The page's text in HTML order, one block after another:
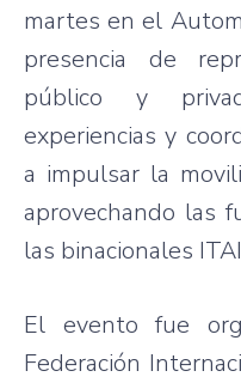
martes en el
presencia de
público y
experiencias y
a impulsar la
aprovechando las
las binacionales
El evento fue
Federación